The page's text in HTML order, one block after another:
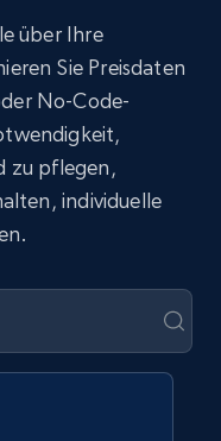
über Ihre
Sie Preisdaten
No-Code-
zu pflegen,
individuelle